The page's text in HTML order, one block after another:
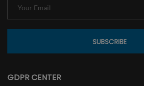
SUBSCRIBE
GDPR CENTER